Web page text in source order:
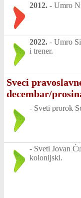
2012. - Umro
2022. - Umro
i trener.
Sveci
decembar/
- Sveti prorok
- Sveti Jovan
kolonijski.